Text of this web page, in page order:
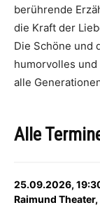
berührende
die Kraft der
Die Schöne und
humorvolles
alle
Alle
25.09.2026,
Raimund